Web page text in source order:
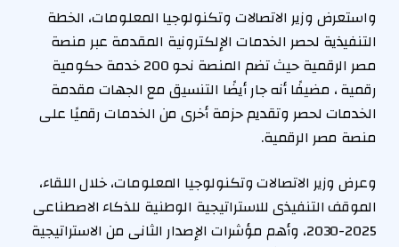
واستعرض وزير الاتصالات وتكنولوجيا المعلومات، الخطة
التنفيذية لحصر الخدمات الإلكترونية المقدمة عبر منصة
مصر الرقمية حيث تضم المنصة نحو 200 خدمة حكومية
رقمية ، مضيفًا أنه جار أيضًا التنسيق مع الجهات مقدمة
الخدمات لحصر وتقديم حزمة أخرى من الخدمات رقميًا على
منصة مصر الرقمية.
وعرض وزير الاتصالات وتكنولوجيا المعلومات، خلال اللقاء،
الموقف التنفيذى للاستراتيجية الوطنية للذكاء الاصطناعى
2025-2030، وأهم مؤشرات الإصدار الثانى من الاستراتيجية